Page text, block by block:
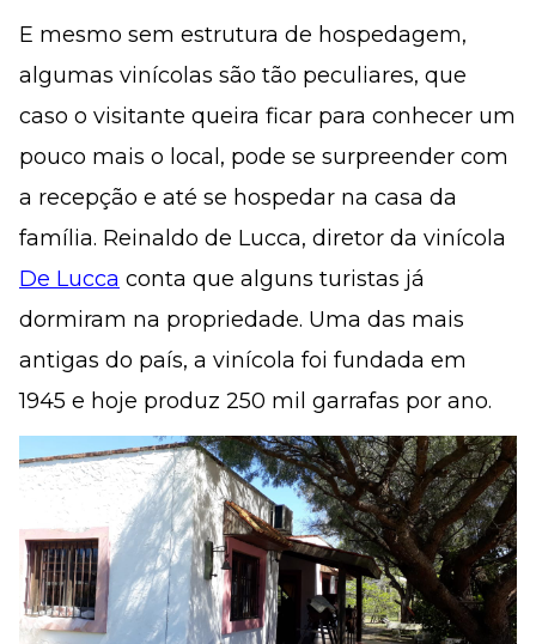
E mesmo sem estrutura de hospedagem,
algumas vinícolas são tão peculiares, que
caso o visitante queira ficar para conhecer um
pouco mais o local, pode se surpreender com
a recepção e até se hospedar na casa da
família. Reinaldo de Lucca, diretor da vinícola
De Lucca conta que alguns turistas já
dormiram na propriedade. Uma das mais
antigas do país, a vinícola foi fundada em
1945 e hoje produz 250 mil garrafas por ano.